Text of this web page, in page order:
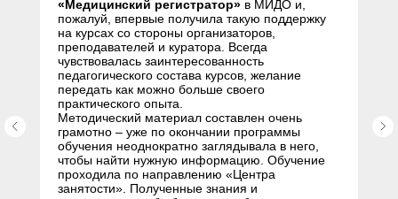
«Медицинский регистратор» в МИДО и,
пожалуй, впервые получила такую поддержку
на курсах со стороны организаторов,
преподавателей и куратора. Всегда
чувствовалась заинтересованность
педагогического состава курсов, желание
передать как можно больше своего
практического опыта.
Методический материал составлен очень
грамотно – уже по окончании программы
обучения неоднократно заглядывала в него,
чтобы найти нужную информацию. Обучение
проходила по направлению «Центра
занятости». Полученные знания и